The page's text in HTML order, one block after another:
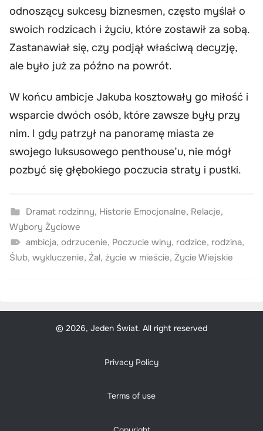
odnoszący sukcesy biznesmen, często myślał o
swoich rodzicach i życiu, które zostawił za sobą.
Zastanawiał się, czy podjął właściwą decyzję,
ale było już za późno na powrót.
W końcu ambicje Jakuba kosztowały go miłość i
wsparcie dwóch osób, które zawsze były przy
nim. I gdy patrzył na panoramę miasta ze
swojego luksusowego penthouse’u, nie mógł
pozbyć się głębokiego poczucia straty i pustki.
Dramat rodzinny, Historie Emocjonalne, Relacje,
Wybory Życiowe
ambicja, odrzucenie, Poczucie winy, rodzice, rodzina,
Ślub, wykluczenie, Żal, życie w mieście, Życie Wiejskie
© 2026, Jeden Świat. All right reserved
Privacy Policy
Terms of use